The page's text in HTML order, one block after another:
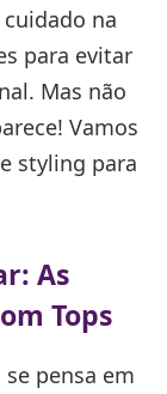
na
para evitar
Mas não
Vamos
styling para
As
Tops
pensa em